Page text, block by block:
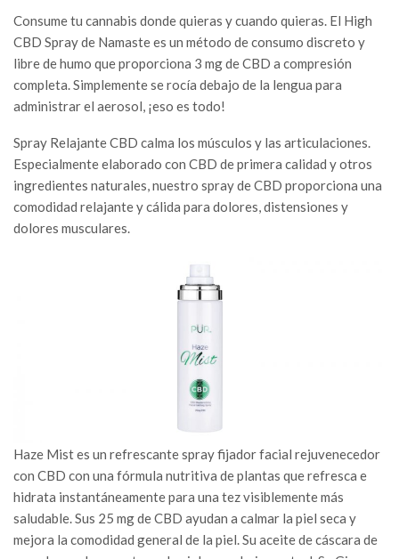
Consume tu cannabis donde quieras y cuando quieras. El High
CBD Spray de Namaste es un método de consumo discreto y
libre de humo que proporciona 3 mg de CBD a compresión
completa. Simplemente se rocía debajo de la lengua para
administrar el aerosol, ¡eso es todo!
Spray Relajante CBD calma los músculos y las articulaciones.
Especialmente elaborado con CBD de primera calidad y otros
ingredientes naturales, nuestro spray de CBD proporciona una
comodidad relajante y cálida para dolores, distensiones y
dolores musculares.
Haze Mist es un refrescante spray fijador facial rejuvenecedor
con CBD con una fórmula nutritiva de plantas que refresca e
hidrata instantáneamente para una tez visiblemente más
saludable. Sus 25 mg de CBD ayudan a calmar la piel seca y
mejora la comodidad general de la piel. Su aceite de cáscara de